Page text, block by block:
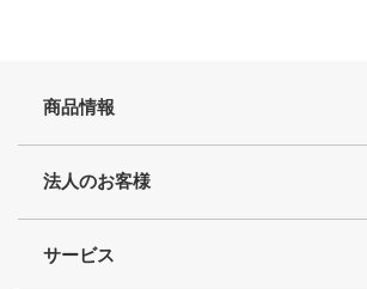
商品情報
法人のお客様
サービス